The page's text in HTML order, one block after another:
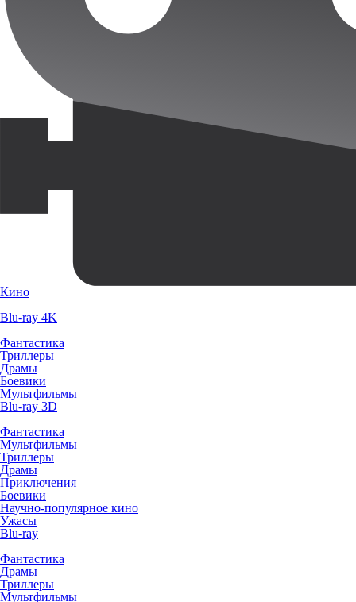
Кино
Blu-ray 4K
Фантастика
Триллеры
Драмы
Боевики
Мультфильмы
Blu-ray 3D
Фантастика
Мультфильмы
Триллеры
Драмы
Приключения
Боевики
Научно-популярное кино
Ужасы
Blu-ray
Фантастика
Драмы
Триллеры
Мультфильмы